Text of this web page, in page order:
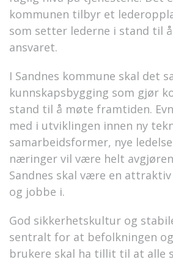
kommunen tilbyr et
som setter lederne i stand til
ansvaret.
I Sandnes kommune skal det
kunnskapsbygging som gjør
stand til å møte framtiden.
med i utviklingen innen ny
samarbeidsformer, nye
næringer vil være helt
Sandnes skal være en
og jobbe i.
God sikkerhetskultur og
sentralt for at befolkningen
brukere skal ha tillit til at alle